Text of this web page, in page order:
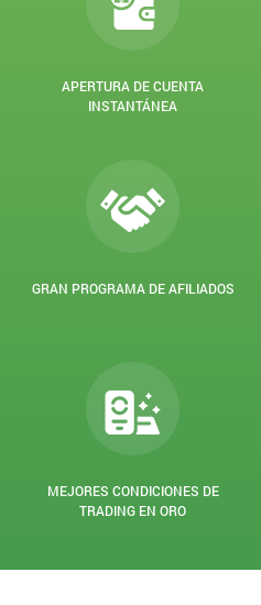
APERTURA DE CUENTA
INSTANTÁNEA
GRAN PROGRAMA DE AFILIADOS
MEJORES CONDICIONES DE
TRADING EN ORO